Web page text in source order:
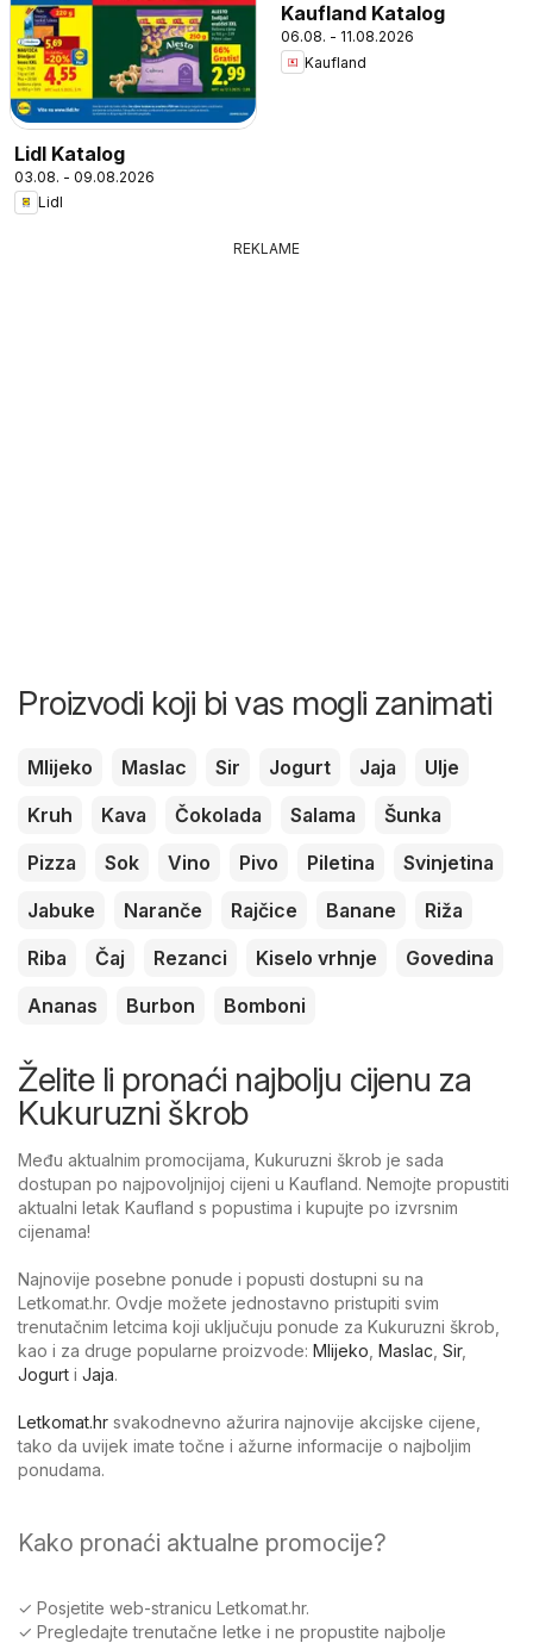
Lidl Katalog
03.08. - 09.08.2026
Lidl
Kaufland Katalog
06.08. - 11.08.2026
Kaufland
REKLAME
Proizvodi koji bi vas mogli zanimati
Mlijeko Maslac Sir Jogurt Jaja
Ulje
Kruh
Kava Čokolada Salama
Šunka
Pizza
Sok Vino Pivo Piletina
Svinjetina
Jabuke
Naranče Rajčice Banane
Riža
Riba
Čaj Rezanci Kiselo vrhnje
Govedina
Ananas
Burbon Bomboni
Želite li pronaći najbolju cijenu za
Kukuruzni škrob
Među aktualnim promocijama, Kukuruzni škrob je sada
dostupan po najpovoljnijoj cijeni u Kaufland. Nemojte propustiti
aktualni letak Kaufland s popustima i kupujte po izvrsnim
cijenama!
Najnovije posebne ponude i popusti dostupni su na
Letkomat.hr. Ovdje možete jednostavno pristupiti svim
trenutačnim letcima koji uključuju ponude za Kukuruzni škrob,
kao i za druge popularne proizvode: Mlijeko Maslac Sir,
Jogurt i Jaja.
Letkomat.hr svakodnevno ažurira najnovije akcijske cijene,
tako da uvijek imate točne i ažurne informacije o najboljim
ponudama.
Kako pronaći aktualne promocije?
✓ Posjetite web-stranicu Letkomat.hr.
✓ Pregledajte trenutačne letke i ne propustite najbolje